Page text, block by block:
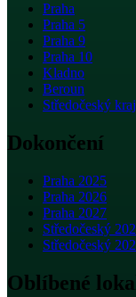
Praha
Praha 5
Praha 9
Praha 10
Kladno
Beroun
Středočeský kraj
Dokončení
Praha 2025
Praha 2026
Praha 2027
Středočeský
Středočeský
Oblíbené